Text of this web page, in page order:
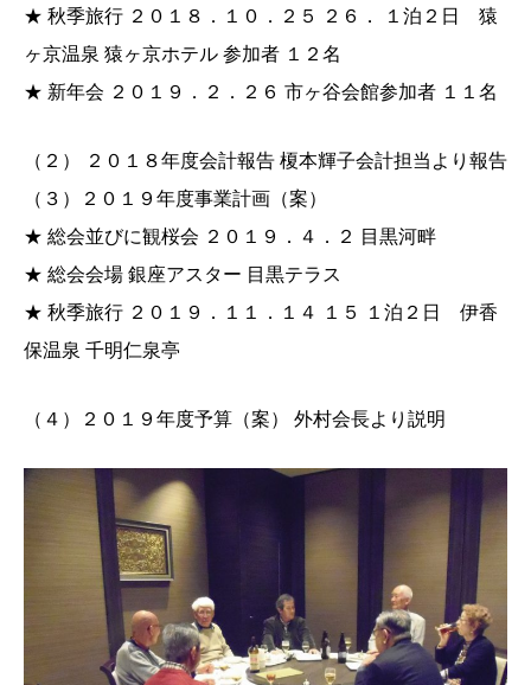
★ 秋季旅行 ２０１８．１０．２５ ２６． １泊２日 猿
ヶ京温泉 猿ヶ京ホテル 参加者 １２名
★ 新年会 ２０１９．２．２６ 市ヶ谷会館参加者 １１名
（２） ２０１８年度会計報告 榎本輝子会計担当より報告
（３）２０１９年度事業計画（案）
★ 総会並びに観桜会 ２０１９．４．２ 目黒河畔
★ 総会会場 銀座アスター 目黒テラス
★ 秋季旅行 ２０１９．１１．１４ １５ １泊２日 伊香
保温泉 千明仁泉亭
（４）２０１９年度予算（案） 外村会長より説明